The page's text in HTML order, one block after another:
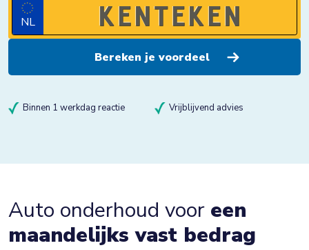
NL
Binnen 1 werkdag reactie Vrijblijvend advies
Auto onderhoud voor een
maandelijks vast bedrag